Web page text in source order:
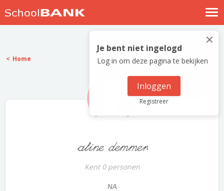
Nostalgische verhalen
Log in
Meld je gratis aan
×
Je bent niet ingelogd
Log in om deze pagina te bekijken
Inloggen
Registreer
Home
aline demmer
Kent 0 personen
NA